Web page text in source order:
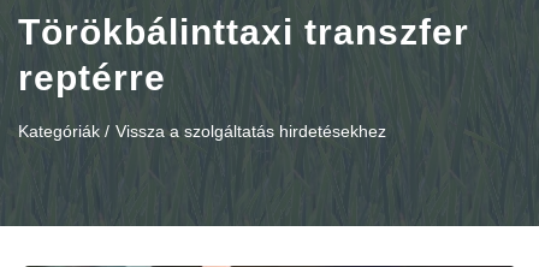
Törökbálinttaxi transzfer
reptérre
Kategóriák / Vissza a szolgáltatás hirdetésekhez